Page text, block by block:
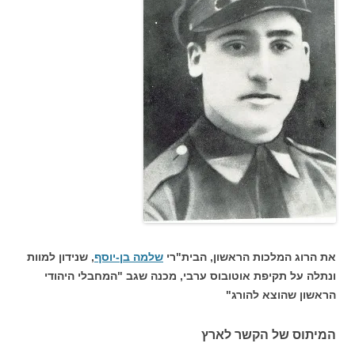
את הרוג המלכות הראשון, הבית"רישלמה בן-יוסף, שנידון למוות
ונתלה על תקיפת אוטובוס ערבי, מכנה שגב "המחבלי היהודי
הראשון שהוצא להורג"
המיתוס של הקשר לארץ